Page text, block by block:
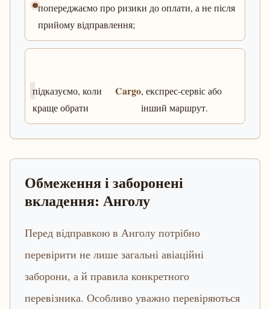
попереджаємо про ризики до оплати, а не після
прийому відправлення;
підказуємо, коли
краще обрати
Cargo, експрес-сервіс або
інший маршрут.
Обмеження і заборонені
вкладення: Анголу
Перед відправкою в Анголу потрібно
перевірити не лише загальні авіаційні
заборони, а й правила конкретного
перевізника. Особливо уважно перевіряються